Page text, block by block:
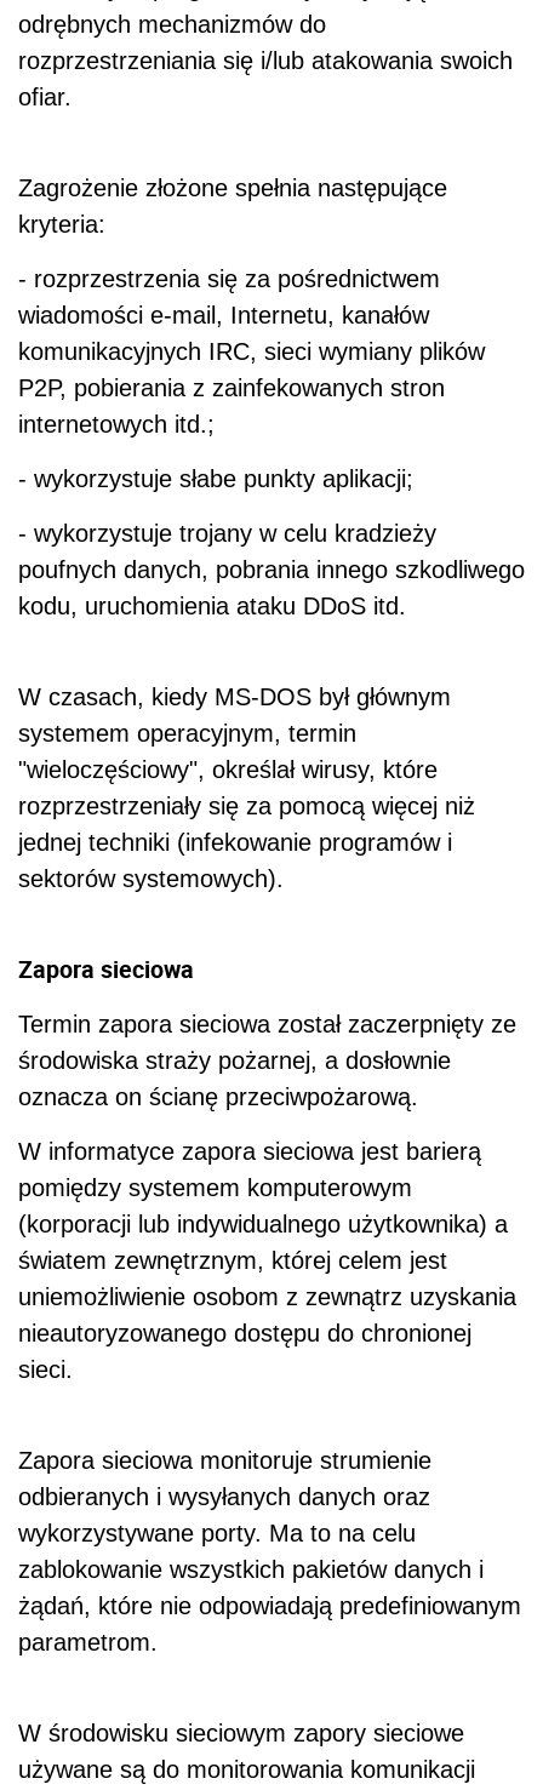
odrębnych mechanizmów do
rozprzestrzeniania się i/lub atakowania swoich
ofiar.
Zagrożenie złożone spełnia następujące
kryteria:
- rozprzestrzenia się za pośrednictwem
wiadomości e-mail, Internetu, kanałów
komunikacyjnych IRC, sieci wymiany plików
P2P, pobierania z zainfekowanych stron
internetowych itd.;
- wykorzystuje słabe punkty aplikacji;
- wykorzystuje trojany w celu kradzieży
poufnych danych, pobrania innego szkodliwego
kodu, uruchomienia ataku DDoS itd.
W czasach, kiedy MS-DOS był głównym
systemem operacyjnym, termin
"wieloczęściowy", określał wirusy, które
rozprzestrzeniały się za pomocą więcej niż
jednej techniki (infekowanie programów i
sektorów systemowych).
Zapora sieciowa
Termin zapora sieciowa został zaczerpnięty ze
środowiska straży pożarnej, a dosłownie
oznacza on ścianę przeciwpożarową.
W informatyce zapora sieciowa jest barierą
pomiędzy systemem komputerowym
(korporacji lub indywidualnego użytkownika) a
światem zewnętrznym, której celem jest
uniemożliwienie osobom z zewnątrz uzyskania
nieautoryzowanego dostępu do chronionej
sieci.
Zapora sieciowa monitoruje strumienie
odbieranych i wysyłanych danych oraz
wykorzystywane porty. Ma to na celu
zablokowanie wszystkich pakietów danych i
żądań, które nie odpowiadają predefiniowanym
parametrom.
W środowisku sieciowym zapory sieciowe
używane są do monitorowania komunikacji